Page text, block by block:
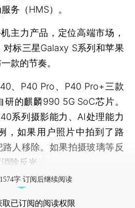
务（HMS）。
力产品，定位高端市场，
标三星Galaxy S系列和苹果
款的节奏。
P40 Pro、P40 Pro+三款
的麒麟990 5G SoC芯片。
系列摄影能力、AI处理能力
，如果用户照片中拍到了路
人移除。如果拍摄玻璃等反
除反光。
字 订阅后继续阅读
取已订阅的阅读权限